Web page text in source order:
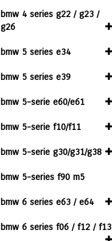
bmw 4 series g22 / g23 /
g26
bmw 5 series e34
bmw 5 series e39
bmw 5-serie e60/e61
bmw 5-serie f10/f11
bmw 5-serie g30/g31/g38
bmw 5-series f90 m5
bmw 6 series e63 / e64
bmw 6 series f06 / f12 / f13